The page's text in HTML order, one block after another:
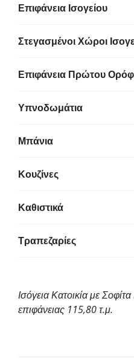
Επιφάνεια Ισογείου
Στεγασμένοι Χώροι
Επιφάνεια Πρώτου
Υπνοδωμάτια
Μπάνια
Κουζίνες
Καθιστικά
Τραπεζαρίες
Ισόγεια Κατοικία με
επιφάνειας 115,80 τ.μ.